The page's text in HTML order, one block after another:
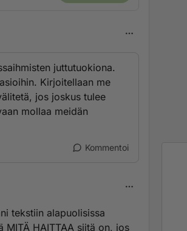
juttutuokiona.
Kirjoitellaan me
jos joskus tulee
mollaa meidän
Kommentoi
tekstiin alapuolisissa
MITÄ HAITTAA siitä on, jos